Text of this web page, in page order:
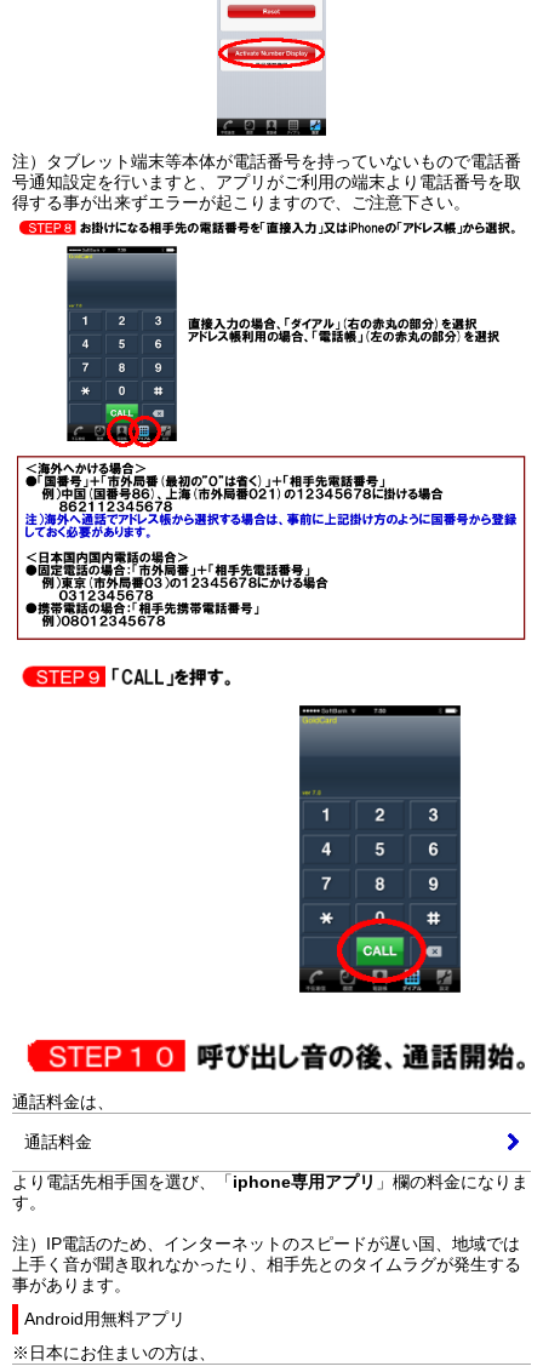
注）タブレット端末等本体が電話番号を持っていないもので電話番
号通知設定を行いますと、アプリがご利用の端末より電話番号を取
得する事が出来ずエラーが起こりますので、ご注意下さい。
通話料金は、
通話料金
より電話先相手国を選び、「iphone専用アプリ 」欄の料金になりま
す。
注）IP電話のため、インターネットのスピードが遅い国、地域では
上手く音が聞き取れなかったり、相手先とのタイムラグが発生する
事があります。
Android用無料アプリ
※日本にお住まいの方は、